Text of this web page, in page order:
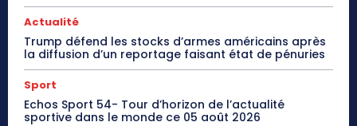
Actualité
Trump défend les stocks d’armes américains après
la diffusion d’un reportage faisant état de pénuries
Sport
Echos Sport 54- Tour d’horizon de l’actualité
sportive dans le monde ce 05 août 2026